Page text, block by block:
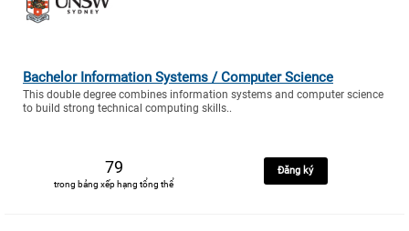
Bachelor Information Systems / Computer Science
This double degree combines information systems and computer science
to build strong technical computing skills..
79
trong bảng xếp hạng tổng thể
Đăng ký